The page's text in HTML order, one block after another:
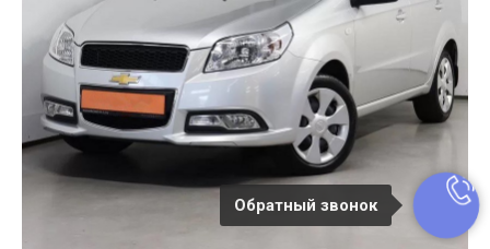
Обратный звонок